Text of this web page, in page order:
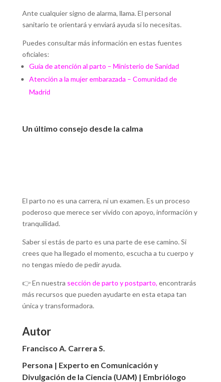
Ante cualquier signo de alarma, llama. El personal
sanitario te orientará y enviará ayuda si lo necesitas.
Puedes consultar más información en estas fuentes
oficiales:
Guía de atención al parto – Ministerio de Sanidad
Atención a la mujer embarazada – Comunidad de
Madrid
Un último consejo desde la calma
El parto no es una carrera, ni un examen. Es un proceso
poderoso que merece ser vivido con apoyo, información y
tranquilidad.
Saber si estás de parto es una parte de ese camino. Si
crees que ha llegado el momento, escucha a tu cuerpo y
no tengas miedo de pedir ayuda.
👉 En nuestra sección de parto y postparto, encontrarás
más recursos que pueden ayudarte en esta etapa tan
única y transformadora.
Autor
Francisco A. Carrera S.
Persona | Experto en Comunicación y
Divulgación de la Ciencia (UAM) | Embriólogo